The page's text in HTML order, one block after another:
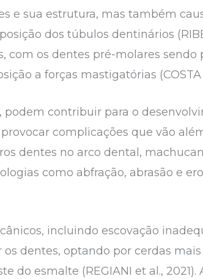
e sua estrutura, mas também
dos túbulos dentinários
com os dentes pré-molares
a forças mastigatórias (COSTA
contribuir para o
complicações que vão
dentes no arco dental,
como abfração, abrasão e
incluindo escovação
dentes, optando por cerdas
esmalte (REGIANI et al., 2021).